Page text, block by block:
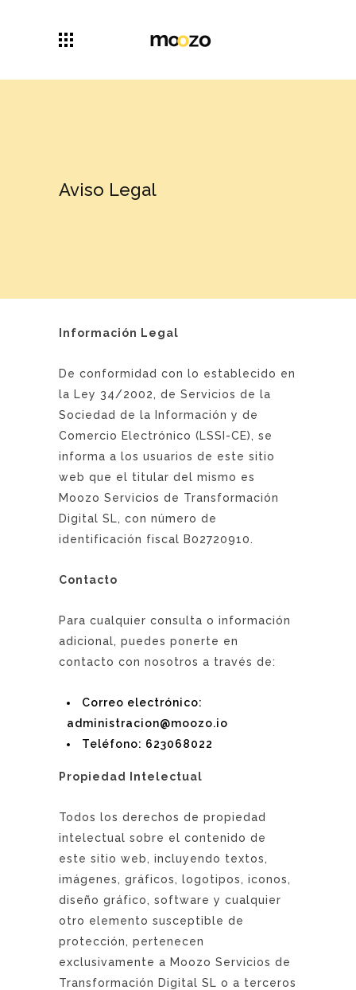
Aviso Legal
Información Legal
De conformidad con lo establecido en
la Ley 34/2002, de Servicios de la
Sociedad de la Información y de
Comercio Electrónico (LSSI-CE), se
informa a los usuarios de este sitio
web que el titular del mismo es
Moozo Servicios de Transformación
Digital SL, con número de
identificación fiscal B02720910.
Contacto
Para cualquier consulta o información
adicional, puedes ponerte en
contacto con nosotros a través de:
Correo electrónico:
administracion@moozo.io
Teléfono: 623068022
Propiedad Intelectual
Todos los derechos de propiedad
intelectual sobre el contenido de
este sitio web, incluyendo textos,
imágenes, gráficos, logotipos, iconos,
diseño gráfico, software y cualquier
otro elemento susceptible de
protección, pertenecen
exclusivamente a Moozo Servicios de
Transformación Digital SL o a terceros